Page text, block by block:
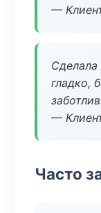
—
гладко,
—
Часто